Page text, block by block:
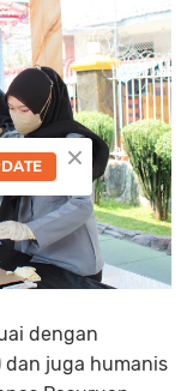
dengan
dan juga humanis
×